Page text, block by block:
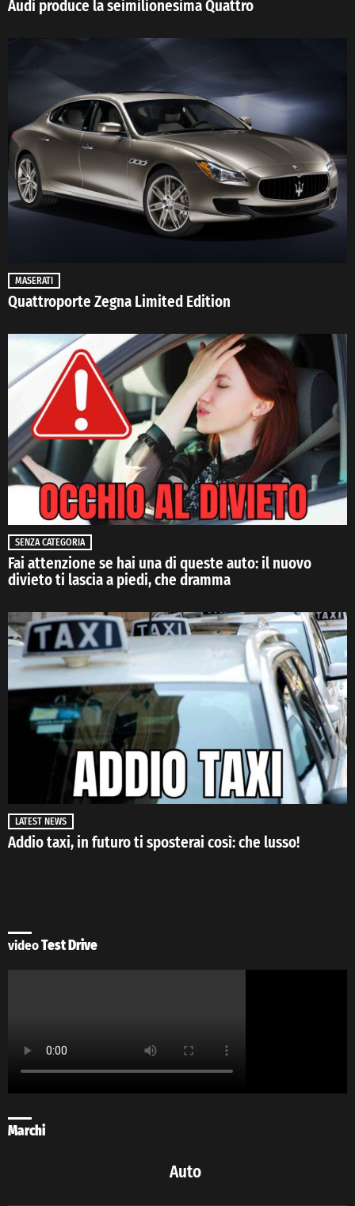
Audi produce la seimilionesima Quattro
MASERATI
Quattroporte Zegna Limited Edition
SENZA CATEGORIA
Fai attenzione se hai una di queste auto: il nuovo
divieto ti lascia a piedi, che dramma
LATEST NEWS
Addio taxi, in futuro ti sposterai così: che lusso!
videoTest Drive
Marchi
Auto